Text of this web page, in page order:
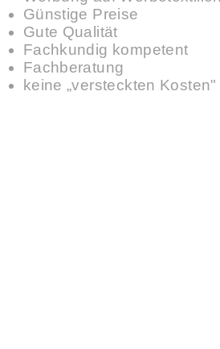
Günstige Preise
Gute Qualität
Fachkundig kompetent
Fachberatung
keine „versteckten Kosten"